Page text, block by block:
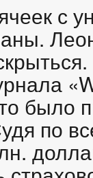
с
было
по